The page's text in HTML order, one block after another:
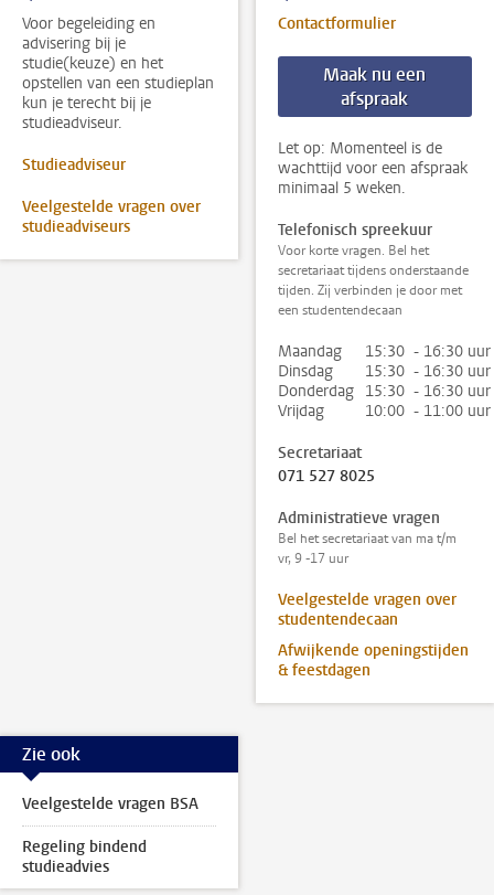
Voor begeleiding en
advisering bij je
studie(keuze) en het
opstellen van een studieplan
kun je terecht bij je
studieadviseur.
Studieadviseur
Veelgestelde vragen over
studieadviseurs
Contactformulier
Maak nu een
afspraak
Let op: Momenteel is de
wachttijd voor een afspraak
minimaal 5 weken.
Telefonisch spreekuur
Voor korte vragen. Bel het
secretariaat tijdens onderstaande
tijden. Zij verbinden je door met
een studentendecaan
Maandag
15:30 - 16:30 uur
Dinsdag
15:30 - 16:30 uur
Donderdag 15:30 - 16:30 uur
Vrijdag
10:00 - 11:00 uur
Secretariaat
071 527 8025
Administratieve vragen
Bel het secretariaat van ma t/m
vr, 9 -17 uur
Veelgestelde vragen over
studentendecaan
Afwijkende openingstijden
& feestdagen
Zie ook
Veelgestelde vragen BSA
Regeling bindend
studieadvies